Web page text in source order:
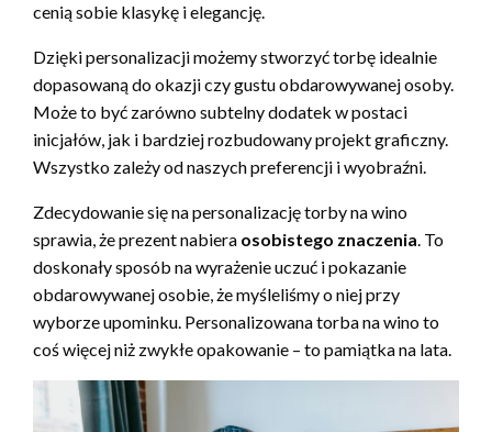
cenią sobie klasykę i elegancję.
Dzięki personalizacji możemy stworzyć torbę idealnie
dopasowaną do okazji czy gustu obdarowywanej osoby.
Może to być zarówno subtelny dodatek w postaci
inicjałów, jak i bardziej rozbudowany projekt graficzny.
Wszystko zależy od naszych preferencji i wyobraźni.
Zdecydowanie się na personalizację torby na wino
sprawia, że prezent nabiera osobistego znaczenia. To
doskonały sposób na wyrażenie uczuć i pokazanie
obdarowywanej osobie, że myśleliśmy o niej przy
wyborze upominku. Personalizowana torba na wino to
coś więcej niż zwykłe opakowanie – to pamiątka na lata.